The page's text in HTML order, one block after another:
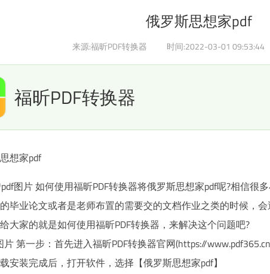
俄罗斯思想家pdf
来源:福昕PDF转换器 时间:2022-03-01 09:53:44
福昕PDF转换器
想家pdf
图片 如何使用福昕PDF转换器将俄罗斯思想家pdf呢?相信很
毕业论文或者是老师布置的需要交的文档作业之类的时候，
大家的就是如何使用福昕PDF转换器，来解决这个问题吧?
片 第一步：首先进入福昕PDF转换器官网(https://
安装完成后，打开软件，选择【俄罗斯思想家pdf】